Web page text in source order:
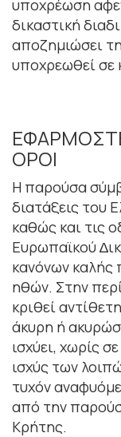
υποχρέωση
δικαστική
αποζηµιώσει
υποχρεωθεί σε
ΟΡΟΙ
Η παρούσα
διατάξεις του
καθώς και τις
Ευρωπαϊκού
κανόνων καλής
ηθών. Στην
κριθεί
άκυρη ή
ισχύει, χωρίς
ισχύς των
τυχόν
από την
Κρήτης.